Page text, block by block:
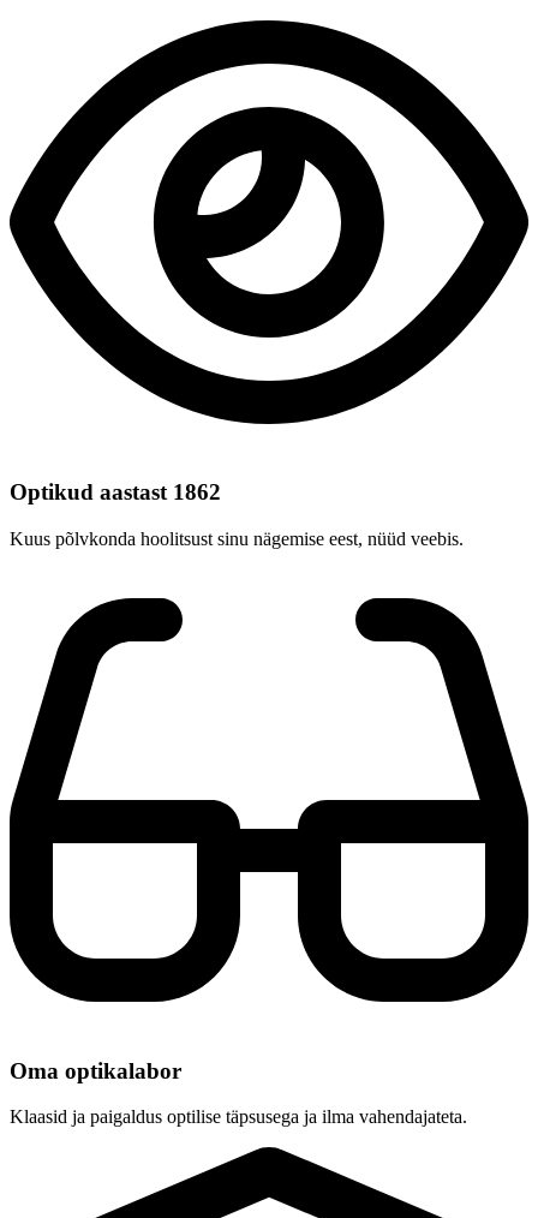
Optikud aastast 1862
Kuus põlvkonda hoolitsust sinu nägemise eest, nüüd veebis.
Oma optikalabor
Klaasid ja paigaldus optilise täpsusega ja ilma vahendajateta.